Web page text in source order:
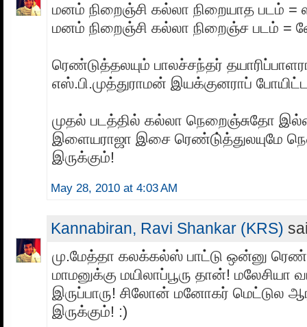
மனம் நிறைஞ்சி கல்லா நிறையாத படம் =
மனம் நிறைஞ்சி கல்லா நிறைஞ்ச படம் =
ரெண்டுத்தலயும் பாலச்சந்தர்
எஸ்.பி.முத்துராமன் இயக்குனராப்
முதல் படத்தில் கல்லா நெறைஞ்சுதோ
இளையராஜா இசை ரெண்டு்த்துலயுமே
இருக்கும்!
May 28, 2010 at 4:03 AM
Kannabiran, Ravi Shankar (KRS)
மு.மேத்தா கலக்கல்ஸ் பாட்டு ஒன்னு
மாமனுக்கு மயிலாப்பூரு தான்! மலேசியா
இருப்பாரு! சிலோன் மனோகர் மெட்டுல
இருக்கும்! :)